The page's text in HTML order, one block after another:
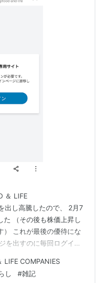
＆ LIFE
出し高騰したので、 2月7
た （その後も株価上昇し
） これが最後の優待にな
を出すのに毎回ログイン
寿司が株価低迷したせ
再開の意見や要望を頂
LIFE COMPANIES
し #雑記